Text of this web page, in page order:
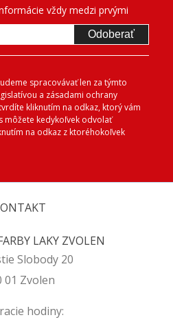
vždy medzi prvými
Odoberať
spracovávať len za týmto
a zásadami ochrany
kliknutím na odkaz, ktorý vám
môžete kedykoľvek odvolať
na odkaz z ktoréhokoľvek
LAKY ZVOLEN
Slobody 20
01 Zvolen
hodiny: